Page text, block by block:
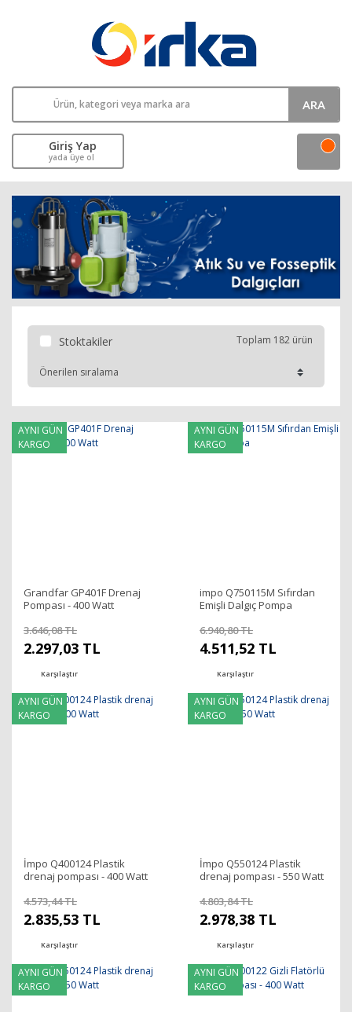
ARA
Giriş Yap
yada üye ol
Stoktakiler Toplam 182 ürün
AYNI GÜN
KARGO
Grandfar GP401F Drenaj
Pompası - 400 Watt
3.646,08 TL
2.297,03 TL
Karşılaştır
AYNI GÜN
KARGO
impo Q750115M Sıfırdan
Emişli Dalgıç Pompa
6.940,80 TL
4.511,52 TL
Karşılaştır
AYNI GÜN
KARGO
İmpo Q400124 Plastik
drenaj pompası - 400 Watt
4.573,44 TL
2.835,53 TL
Karşılaştır
AYNI GÜN
KARGO
İmpo Q550124 Plastik
drenaj pompası - 550 Watt
4.803,84 TL
2.978,38 TL
Karşılaştır
AYNI GÜN
KARGO
AYNI GÜN
KARGO